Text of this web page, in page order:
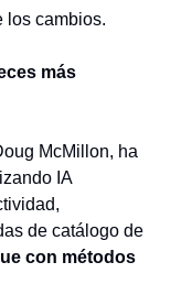
los cambios.
más
McMillon, ha
IA
de catálogo de
con métodos